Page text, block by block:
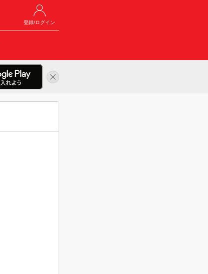
登録/ログイン